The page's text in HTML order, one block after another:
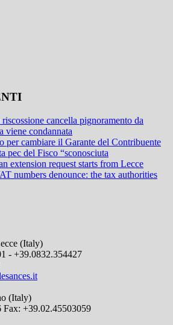
cancella pignoramento da
viene condannata
per cambiare il Garante del Contribuente
pec del Fisco “sconosciuta
extension request starts from Lecce
numbers denounce: the tax authorities
(Italy)
- +39.0832.354427
(Italy)
Fax: +39.02.45503059